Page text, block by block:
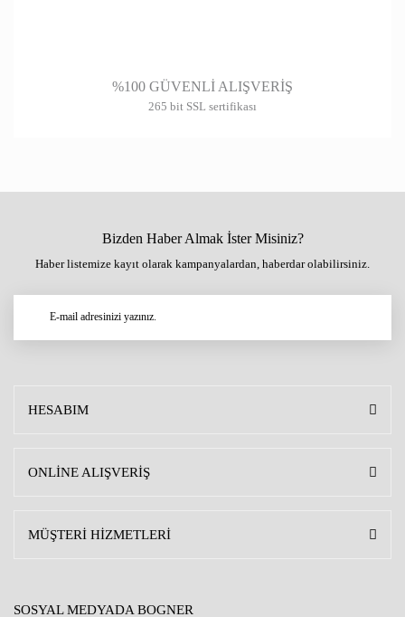
%100 GÜVENLİ ALIŞVERİŞ
265 bit SSL sertifikası
Bizden Haber Almak İster Misiniz?
Haber listemize kayıt olarak kampanyalardan, haberdar olabilirsiniz.
HESABIM
ONLİNE ALIŞVERİŞ
MÜŞTERİ HİZMETLERİ
SOSYAL MEDYADA BOGNER